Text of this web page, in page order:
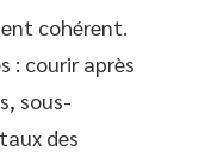
cohérent.
: courir après
sous-
des